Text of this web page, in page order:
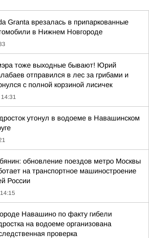
Granta врезалась в припаркованные
в Нижнем Новгороде
тоже выходные бывают! Юрий
отправился в лес за грибами и
с полной корзиной лисичек
14:31
утонул в водоеме в Навашинском
обновление поездов метро Москвы
на транспортное машиностроение
России
14:15
Навашино по факту гибели
на водоеме организована
проверка